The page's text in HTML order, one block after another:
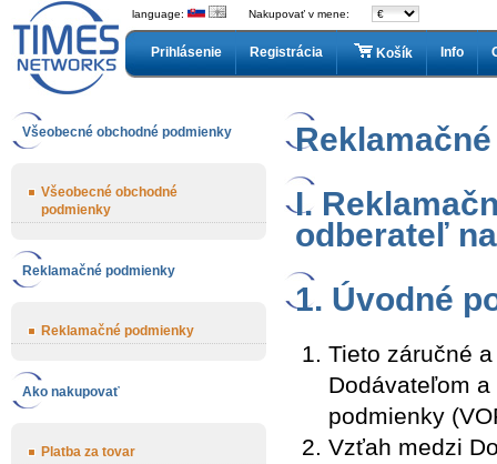
language: Nakupovať v mene:
Prihlásenie Registrácia Košík Info
Všeobecné obchodné podmienky
Všeobecné obchodné
podmienky
Reklamačné podmienky
Reklamačné podmienky
Ako nakupovať
Platba za tovar
I.
odberateľ
1. Úvodné
Tieto záručné
Dodávateľom
podmienky
Vzťah medzi